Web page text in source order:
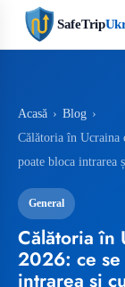
SafeTrip
Acasă › Blog ›
Călătoria în Ucraina
poate bloca intrarea
General
Călătoria în
2026: ce
intrarea și